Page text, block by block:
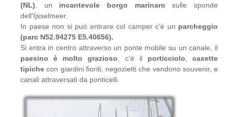
(NL), un incantevole borgo marinaro sulle sponde
dell’Ijsselmeer.
In paese non si può entrare col camper c’è un parcheggio
(parc N52.94275 E5.40656).
Si entra in centro attraverso un ponte mobile su un canale, il
paesino è molto grazioso, c’è il porticciolo,casette
tipiche con giardini fioriti, negozietti che vendono souvenir, e
canali attraversati da ponticelli.